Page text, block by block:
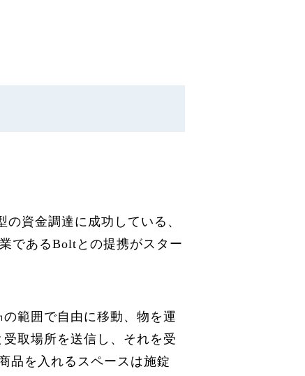
資金調達に成功している、
であるBoltとの提携がスター
範囲で自由に移動、物を運
取場所を送信し、それを受
品を入れるスペースは施錠